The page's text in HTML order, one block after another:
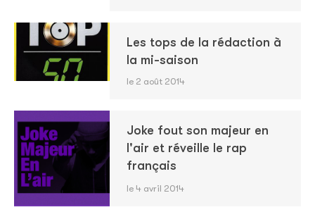
Les tops de la rédaction à
la mi-saison
le 2 août 2014
Joke fout son majeur en
l'air et réveille le rap
français
le 4 avril 2014